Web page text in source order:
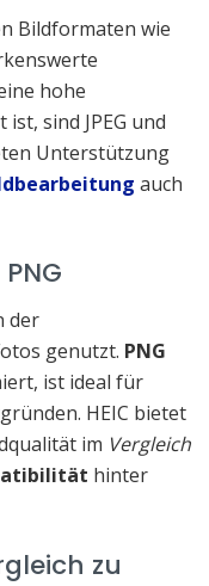
Bildformaten wie
hohe
sind JPEG und
Unterstützung
auch
der
genutzt. PNG
ist ideal für
HEIC bietet
im Vergleich
hinter
zu